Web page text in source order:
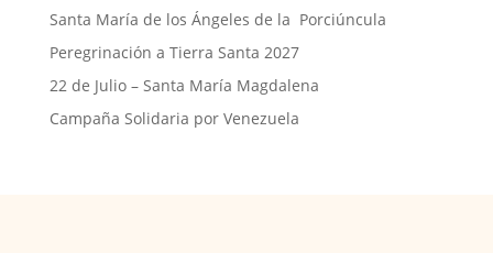
Santa María de los Ángeles de la Porciúncula
Peregrinación a Tierra Santa 2027
22 de Julio – Santa María Magdalena
Campaña Solidaria por Venezuela